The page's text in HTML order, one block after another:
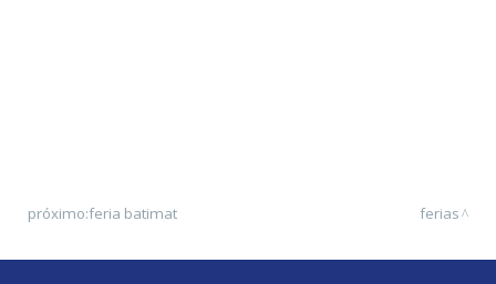
próximo:feria batimat ferias